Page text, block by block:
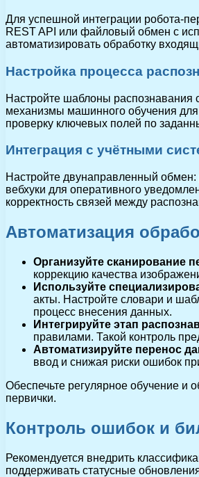
Для успешной интеграции робота-
REST API или файловый обмен с
автоматизировать обработку
Настройка процесса
Настройте шаблоны распознавания
механизмы машинного обучения
проверку ключевых полей по
Интеграция с учётными
Настройте двунаправленный
вебхуки для оперативного
корректность связей между
Автоматизация
Организуйте сканирование
коррекцию качества
Используйте
акты. Настройте словари и
процесс внесения данных.
Интегрируйте этап
правилами. Такой контроль
Автоматизируйте перенос
ввод и снижая риски ошибок
Обеспечьте регулярное обучение и
первички.
Контроль ошибок и
Рекомендуется внедрить
поддерживать статусные